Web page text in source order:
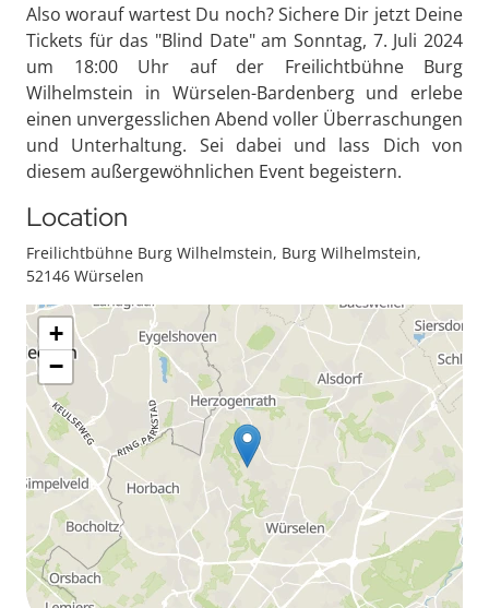
Also worauf wartest Du noch? Sichere Dir jetzt Deine
Tickets für das "Blind Date" am Sonntag, 7. Juli 2024
um 18:00 Uhr auf der Freilichtbühne Burg
Wilhelmstein in Würselen-Bardenberg und erlebe
einen unvergesslichen Abend voller Überraschungen
und Unterhaltung. Sei dabei und lass Dich von
diesem außergewöhnlichen Event begeistern.
Location
Freilichtbühne Burg Wilhelmstein, Burg Wilhelmstein,
52146 Würselen
+
−